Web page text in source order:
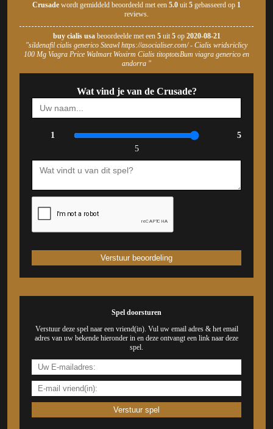
Crusade wordt gemiddeld beoordeeld met een 5.0 uit 5 gebasseerd op 1
reviews.
buy cialis usabeoordeelde met een 5uit 5op 2020-08-21
"sildenafil cialis generico Steawl https://asocialiser.com/ - Cialis wridsriclicy
100 Mg Viagra Price Walmart Woxirm Cialis titoptotsBum viagra generico en
andorra "
Wat vind je van de Crusade?
1
5
5
Spel doorsturen
Verstuur deze spel naar een vriend(in). Vul uw email adres & het email
adres van uw bekende hieronder in en deze ontvangt een link naar deze
spel.